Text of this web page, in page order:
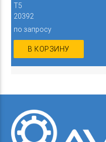
T5
20392
по запросу
В КОРЗИНУ